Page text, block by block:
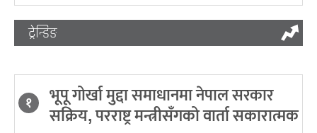
ट्रेन्डिङ
१ भूपू गोर्खा मुद्दा समाधानमा नेपाल सरकार
सक्रिय, परराष्ट्र मन्त्रीसँगको वार्ता सकारात्मक